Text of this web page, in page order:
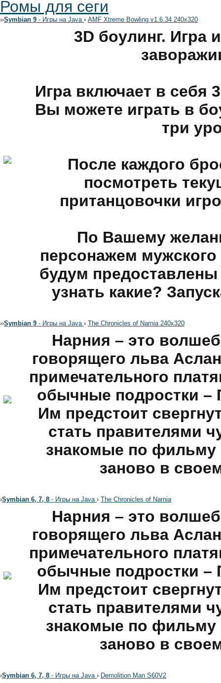
Ромы для сеги
››Symbian 9 - Игры на Java › AMF Xtreme Bowling v1.6.34 240x320
3D боулинг. Игра
Игра включает в себя
Вы можете играть в
три
После каждого
посмотреть
пританцовочки
По Вашему
персонажем мужского
будум
узнать какие?
››Symbian 9 - Игры на Java › The Chronicles of Narnia 240x320
Нарния – это
говорящего льва
примечательного
обычные подростки
Им предстоит
стать правителями
знакомые по фильму
заново в
›Symbian 6, 7, 8 - Игры на Java › The Chronicles of Narnia
Нарния – это
говорящего льва
примечательного
обычные подростки
Им предстоит
стать правителями
знакомые по фильму
заново в
›Symbian 6, 7, 8 - Игры на Java › Demolition Man S60V2